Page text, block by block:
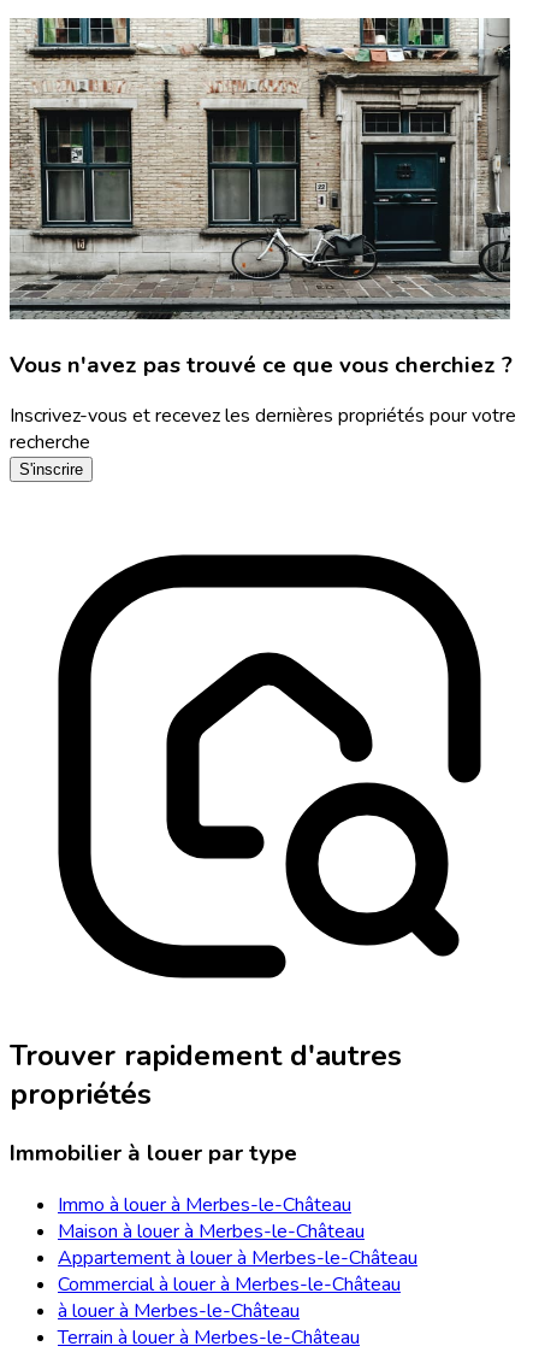
Vous n'avez pas trouvé ce que vous cherchiez ?
Inscrivez-vous et recevez les dernières propriétés pour votre
recherche
S'inscrire
Trouver rapidement d'autres
propriétés
Immobilier à louer par type
Immo à louer à Merbes-le-Château
Maison à louer à Merbes-le-Château
Appartement à louer à Merbes-le-Château
Commercial à louer à Merbes-le-Château
à louer à Merbes-le-Château
Terrain à louer à Merbes-le-Château